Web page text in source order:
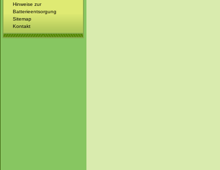
Hinweise zur
Batterieentsorgung
Sitemap
Kontakt